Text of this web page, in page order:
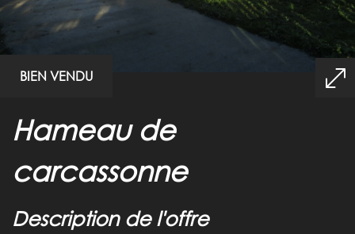
BIEN VENDU
hameau de
carcassonne
description de l'offre